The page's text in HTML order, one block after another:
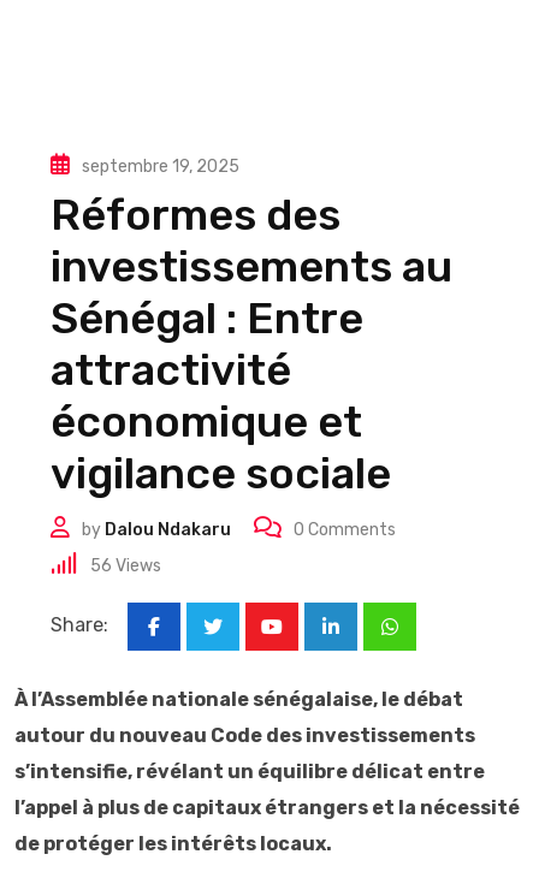
septembre 19, 2025
Réformes des
investissements au
Sénégal : Entre
attractivité
économique et
vigilance sociale
by Dalou Ndakaru 0 Comments
56 Views
Share:
LinkedInWhatsapp
À l’Assemblée nationale sénégalaise, le débat
autour du nouveau Code des investissements
s’intensifie, révélant un équilibre délicat entre
l’appel à plus de capitaux étrangers et la nécessité
de protéger les intérêts locaux.